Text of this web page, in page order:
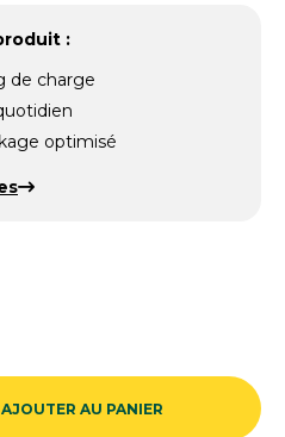
:
de charge
optimisé
AJOUTER AU PANIER